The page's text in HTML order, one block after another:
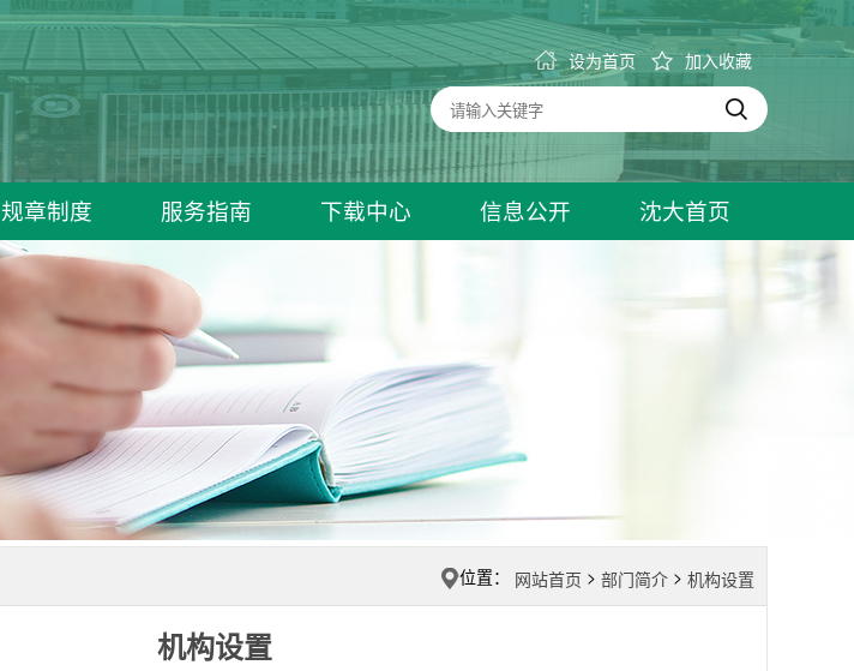
设为首页 加入收藏
规章制度 服务指南 下载中心 信息公开 沈大首页
位置： 网站首页 > 部门简介 > 机构设置
机构设置